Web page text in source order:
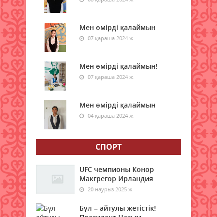
Самокаттың қаупі неде?
Ғалымдар зерттеу нәтижесін
жариялады
09 тамыз 2026 ж.
"Қазақстан халқына" қоғамдық
қоры 350 білім беру грантын
бөлді
09 тамыз 2026 ж.
Қазақстанда электр энергиясын
жүздеген жылдар бойы көмірден
өндірмек
09 тамыз 2026 ж. 88
Бүгін қай қалада ауа сапасы
нашарлайды
Мен өмірді қалаймын
07 қараша 2024 ж.
Мен өмірді қалаймын!
07 қараша 2024 ж.
Мен өмірді қалаймын
04 қараша 2024 ж.
СПОРТ
UFC чемпионы Конор
Макгрегор Ирландия
20 наурыз 2025 ж.
Бұл – айтулы жетістік!